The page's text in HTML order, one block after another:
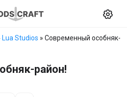
Lua Studios » Современный особняк-
район!